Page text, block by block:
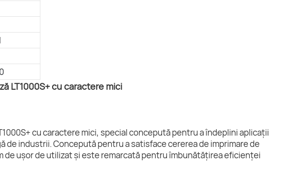
LT1000S+ cu caractere mici
cu caractere mici, special concepută pentru a îndeplini aplicații
de industrii. Concepută pentru a satisface cererea de imprimare de
de ușor de utilizat și este remarcată pentru îmbunătățirea eficienței